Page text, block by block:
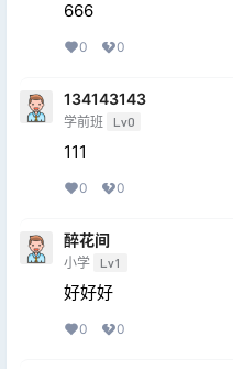
666
0 0
134143143
学前班 Lv0
111
0 0
醉花间
小学 Lv1
好好好
0 0